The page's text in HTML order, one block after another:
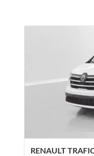
RENAULT